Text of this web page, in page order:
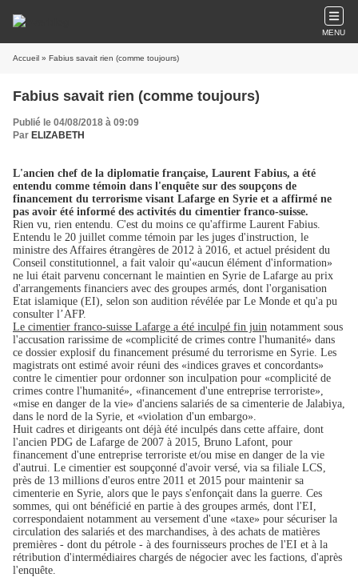
MENU
Accueil » Fabius savait rien (comme toujours)
Fabius savait rien (comme toujours)
Publié le 04/08/2018 à 09:09
Par ELIZABETH
L'ancien chef de la diplomatie française, Laurent Fabius, a été
entendu comme témoin dans l'enquête sur des soupçons de
financement du terrorisme visant Lafarge en Syrie et a affirmé ne
pas avoir été informé des activités du cimentier franco-suisse.
Rien vu, rien entendu. C'est du moins ce qu'affirme Laurent Fabius.
Entendu le 20 juillet comme témoin par les juges d'instruction, le
ministre des Affaires étrangères de 2012 à 2016, et actuel président du
Conseil constitutionnel, a fait valoir qu'«aucun élément d'information»
ne lui était parvenu concernant le maintien en Syrie de Lafarge au prix
d'arrangements financiers avec des groupes armés, dont l'organisation
Etat islamique (EI), selon son audition révélée par Le Monde et qu'a pu
consulter l’AFP.
Le cimentier franco-suisse Lafarge a été inculpé fin juin notamment sous
l'accusation rarissime de «complicité de crimes contre l'humanité» dans
ce dossier explosif du financement présumé du terrorisme en Syrie. Les
magistrats ont estimé avoir réuni des «indices graves et concordants»
contre le cimentier pour ordonner son inculpation pour «complicité de
crimes contre l'humanité», «financement d'une entreprise terroriste»,
«mise en danger de la vie» d'anciens salariés de sa cimenterie de Jalabiya,
dans le nord de la Syrie, et «violation d'un embargo».
Huit cadres et dirigeants ont déjà été inculpés dans cette affaire, dont
l'ancien PDG de Lafarge de 2007 à 2015, Bruno Lafont, pour
financement d'une entreprise terroriste et/ou mise en danger de la vie
d'autrui. Le cimentier est soupçonné d'avoir versé, via sa filiale LCS,
près de 13 millions d'euros entre 2011 et 2015 pour maintenir sa
cimenterie en Syrie, alors que le pays s'enfonçait dans la guerre. Ces
sommes, qui ont bénéficié en partie à des groupes armés, dont l'EI,
correspondaient notamment au versement d'une «taxe» pour sécuriser la
circulation des salariés et des marchandises, à des achats de matières
premières - dont du pétrole - à des fournisseurs proches de l'EI et à la
rétribution d'intermédiaires chargés de négocier avec les factions, d'après
l'enquête.